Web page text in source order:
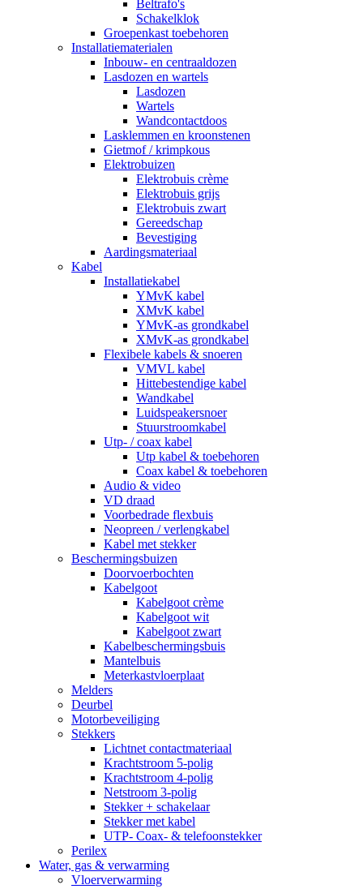
Beltrafo's
Schakelklok
Groepenkast toebehoren
Installatiematerialen
Inbouw- en centraaldozen
Lasdozen en wartels
Lasdozen
Wartels
Wandcontactdoos
Lasklemmen en kroonstenen
Gietmof / krimpkous
Elektrobuizen
Elektrobuis crème
Elektrobuis grijs
Elektrobuis zwart
Gereedschap
Bevestiging
Aardingsmateriaal
Kabel
Installatiekabel
YMvK kabel
XMvK kabel
YMvK-as grondkabel
XMvK-as grondkabel
Flexibele kabels & snoeren
VMVL kabel
Hittebestendige kabel
Wandkabel
Luidspeakersnoer
Stuurstroomkabel
Utp- / coax kabel
Utp kabel & toebehoren
Coax kabel & toebehoren
Audio & video
VD draad
Voorbedrade flexbuis
Neopreen / verlengkabel
Kabel met stekker
Beschermingsbuizen
Doorvoerbochten
Kabelgoot
Kabelgoot crème
Kabelgoot wit
Kabelgoot zwart
Kabelbeschermingsbuis
Mantelbuis
Meterkastvloerplaat
Melders
Deurbel
Motorbeveiliging
Stekkers
Lichtnet contactmateriaal
Krachtstroom 5-polig
Krachtstroom 4-polig
Netstroom 3-polig
Stekker + schakelaar
Stekker met kabel
UTP- Coax- & telefoonstekker
Perilex
Water, gas & verwarming
Vloerverwarming